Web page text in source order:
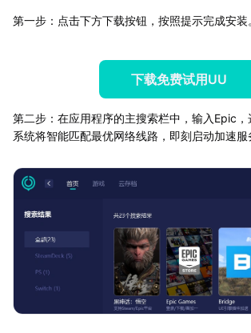
第一步：点击下方下载按钮，按照提示完成安装
下载免费试用UU
第二步：在应用程序的主搜索栏中，输入Epic，
系统将智能匹配最优网络线路，即刻启动加速服